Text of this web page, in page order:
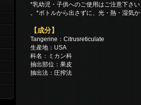
*乳幼児・子供へのご使用はご注意下さい
。*ボトルから出さずに、光・熱・湿気
【成分】
Tangerine：Citrusreticulate
生産地：USA
科名：ミカン科
抽出部位：果皮
抽出法：圧搾法